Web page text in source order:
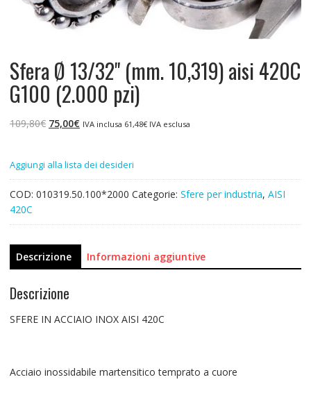
Sfera Ø 13/32" (mm. 10,319) aisi 420C
G100 (2.000 pzi)
109,80€ Il
era:
109,80€.
75,00€Il
è:
75,00€.
IVA inclusa 61,48€IVA esclusa
Aggiungi alla lista dei desideri
COD: 010319.50.100*2000 Categorie: Sfere per industria, AISI
420C
Descrizione Informazioni aggiuntive
Descrizione
SFERE IN ACCIAIO INOX AISI 420C
Acciaio inossidabile martensitico temprato a cuore